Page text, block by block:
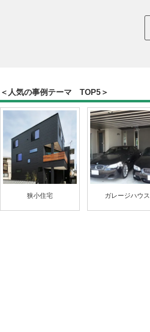
＜人気の事例テーマ TOP5＞
狭小住宅 ガレージハウス